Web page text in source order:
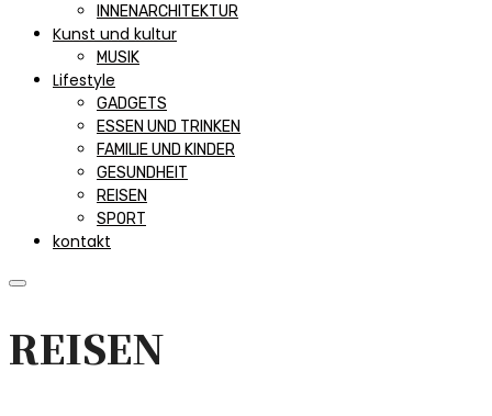
INNENARCHITEKTUR
Kunst und kultur
MUSIK
Lifestyle
GADGETS
ESSEN UND TRINKEN
FAMILIE UND KINDER
GESUNDHEIT
REISEN
SPORT
kontakt
REISEN